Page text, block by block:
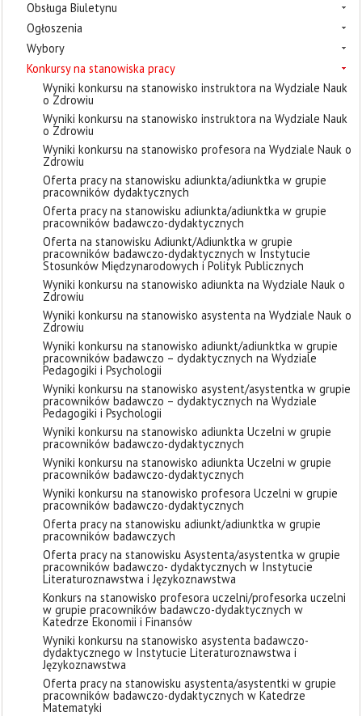
Obsługa Biuletynu
Ogłoszenia
Wybory
Konkursy na stanowiska pracy
Wyniki konkursu na stanowisko instruktora na Wydziale Nauk
o Zdrowiu
Wyniki konkursu na stanowisko instruktora na Wydziale Nauk
o Zdrowiu
Wyniki konkursu na stanowisko profesora na Wydziale Nauk o
Zdrowiu
Oferta pracy na stanowisku adiunkta/adiunktka w grupie
pracowników dydaktycznych
Oferta pracy na stanowisku adiunkta/adiunktka w grupie
pracowników badawczo-dydaktycznych
Oferta na stanowisku Adiunkt/Adiunktka w grupie
pracowników badawczo-dydaktycznych w Instytucie
Stosunków Międzynarodowych i Polityk Publicznych
Wyniki konkursu na stanowisko adiunkta na Wydziale Nauk o
Zdrowiu
Wyniki konkursu na stanowisko asystenta na Wydziale Nauk o
Zdrowiu
Wyniki konkursu na stanowisko adiunkt/adiunktka w grupie
pracowników badawczo – dydaktycznych na Wydziale
Pedagogiki i Psychologii
Wyniki konkursu na stanowisko asystent/asystentka w grupie
pracowników badawczo – dydaktycznych na Wydziale
Pedagogiki i Psychologii
Wyniki konkursu na stanowisko adiunkta Uczelni w grupie
pracowników badawczo-dydaktycznych
Wyniki konkursu na stanowisko adiunkta Uczelni w grupie
pracowników badawczo-dydaktycznych
Wyniki konkursu na stanowisko profesora Uczelni w grupie
pracowników badawczo-dydaktycznych
Oferta pracy na stanowisku adiunkt/adiunktka w grupie
pracowników badawczych
Oferta pracy na stanowisku Asystenta/asystentka w grupie
pracowników badawczo- dydaktycznych w Instytucie
Literaturoznawstwa i Językoznawstwa
Konkurs na stanowisko profesora uczelni/profesorka uczelni
w grupie pracowników badawczo-dydaktycznych w
Katedrze Ekonomii i Finansów
Wyniki konkursu na stanowisko asystenta badawczo-
dydaktycznego w Instytucie Literaturoznawstwa i
Językoznawstwa
Oferta pracy na stanowisku asystenta/asystentki w grupie
pracowników badawczo-dydaktycznych w Katedrze
Matematyki